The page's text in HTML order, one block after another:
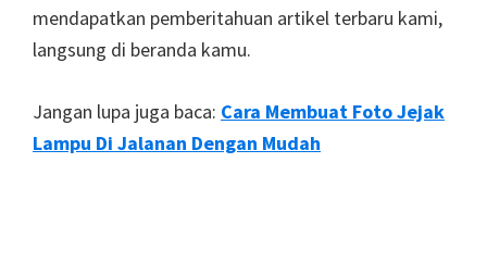
mendapatkan pemberitahuan artikel terbaru kami,
langsung di beranda kamu.
Jangan lupa juga baca: Cara Membuat Foto Jejak
Lampu Di Jalanan Dengan Mudah